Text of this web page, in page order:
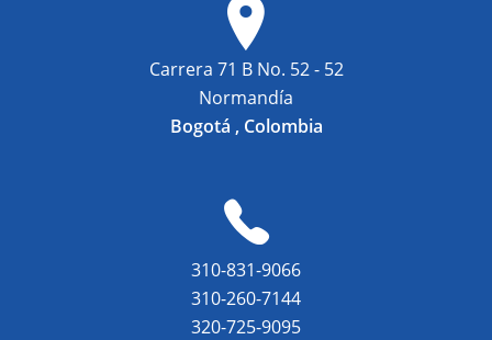
Carrera 71 B No. 52 - 52
Normandía
Bogotá , Colombia
310-831-9066
310-260-7144
320-725-9095